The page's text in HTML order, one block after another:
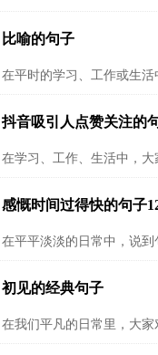
比喻的句子
在平时的学习、工作或生
抖音吸引人点赞关注的
在学习、工作、生活中，
感慨时间过得快的句子
在平平淡淡的日常中，说
初见的经典句子
在我们平凡的日常里，大